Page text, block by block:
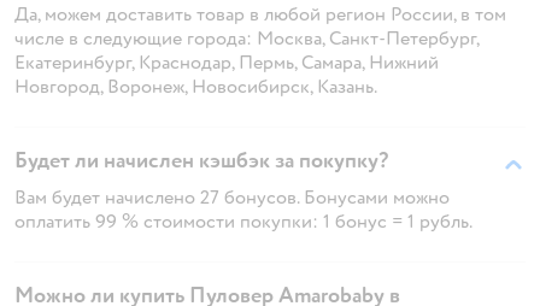
Да, можем доставить товар в любой регион России, в том
числе в следующие города: Москва, Санкт-Петербург,
Екатеринбург, Краснодар, Пермь, Самара, Нижний
Новгород, Воронеж, Новосибирск, Казань.
Будет ли начислен кэшбэк за покупку?
Вам будет начислено 27 бонусов. Бонусами можно
оплатить 99 % стоимости покупки: 1 бонус = 1 рубль.
Можно ли купить Пуловер Amarobaby в